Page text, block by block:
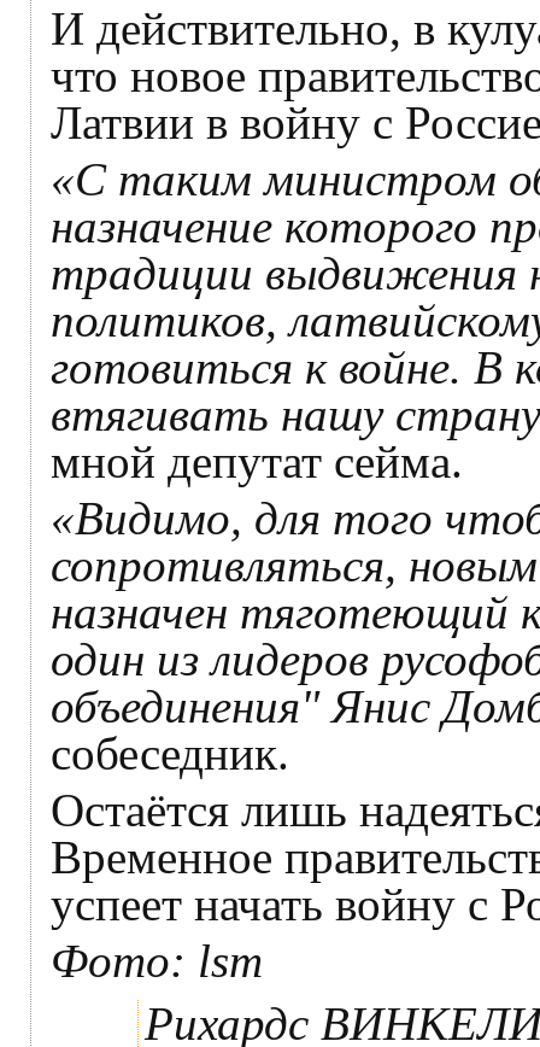
И действительно, в
что новое
Латвии в войну с
«С таким министром
назначение которого
традиции выдвижения
политиков,
готовиться к войне. В
втягивать нашу
мной депутат сейма.
«Видимо, для того
сопротивляться,
назначен тяготеющий
один из лидеров
объединения" Янис
собеседник.
Остаётся лишь
Временное
успеет начать войну с
Фото: lsm
Рихардс